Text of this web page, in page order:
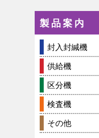
製品案内
封入封緘機
供給機
区分機
検査機
その他